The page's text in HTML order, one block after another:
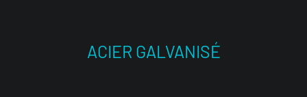
ACIER GALVANISÉ